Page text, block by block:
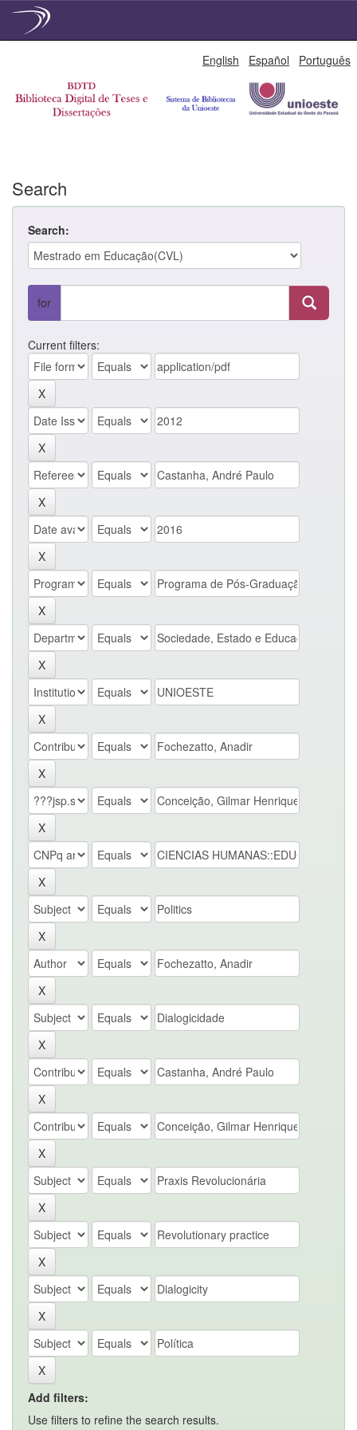
English Español Português
Search
Search:
for
Current filters:
Add filters:
Use filters to refine the search results.